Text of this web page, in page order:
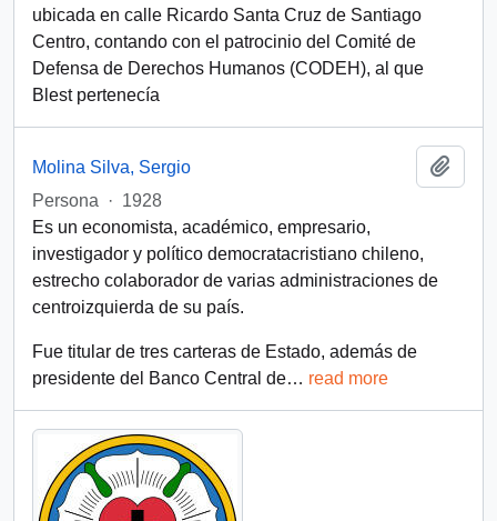
ubicada en calle Ricardo Santa Cruz de Santiago
Centro, contando con el patrocinio del Comité de
Defensa de Derechos Humanos (CODEH), al que
Blest pertenecía
Molina Silva, Sergio
Persona
· 1928
Es un economista, académico, empresario,
investigador y político democratacristiano chileno,
estrecho colaborador de varias administraciones de
centroizquierda de su país.
Fue titular de tres carteras de Estado, además de
presidente del Banco Central de… read more